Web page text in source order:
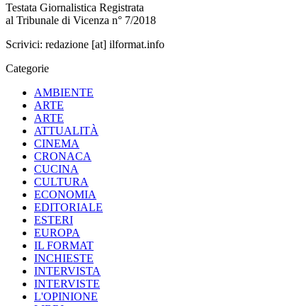
Testata Giornalistica Registrata
al Tribunale di Vicenza n° 7/2018
Scrivici: redazione [at] ilformat.info
Categorie
AMBIENTE
ARTE
ARTE
ATTUALITÀ
CINEMA
CRONACA
CUCINA
CULTURA
ECONOMIA
EDITORIALE
ESTERI
EUROPA
IL FORMAT
INCHIESTE
INTERVISTA
INTERVISTE
L'OPINIONE